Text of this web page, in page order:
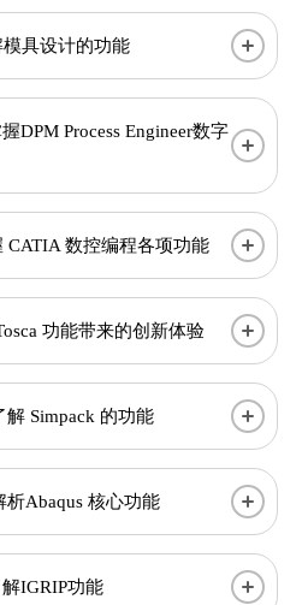
具设计的功能
DPM Process Engineer数字
CATIA 数控编程各项功能
功能带来的创新体验
Simpack 的功能
Abaqus 核心功能
IGRIP功能